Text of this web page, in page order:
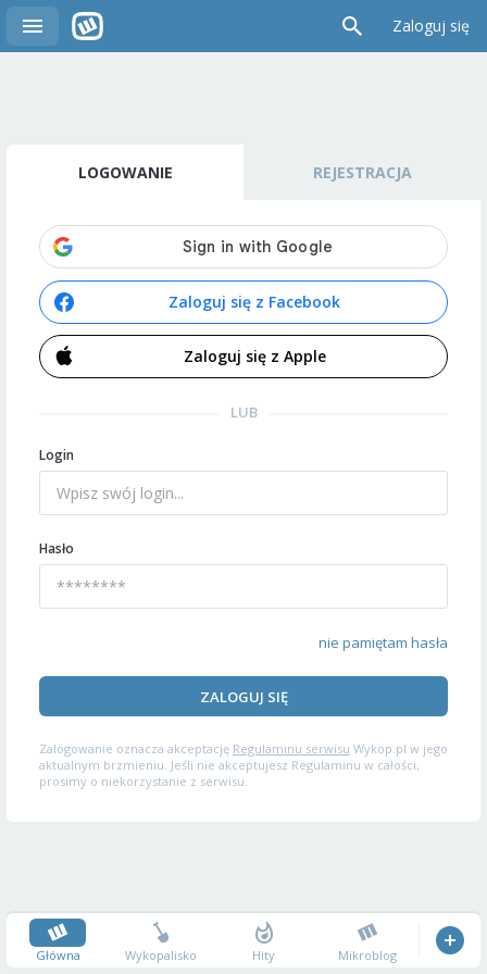
Zaloguj się
LOGOWANIE REJESTRACJA
Zaloguj się z Facebook
Zaloguj się z Apple
LUB
Login
Hasło
nie pamiętam hasła
ZALOGUJ SIĘ
Zalogowanie oznacza akceptację Regulaminu serwisu Wykop.pl w jego
aktualnym brzmieniu. Jeśli nie akceptujesz Regulaminu w całości,
prosimy o niekorzystanie z serwisu.
Główna Wykopalisko Hity Mikroblog